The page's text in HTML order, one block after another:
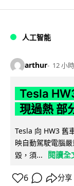
人工智能
arthur 12 小時
Tesla
現過熱 部
Tesla 向 HW3 舊
映自動駕駛電腦
毀，須...
閱讀全
6 分享